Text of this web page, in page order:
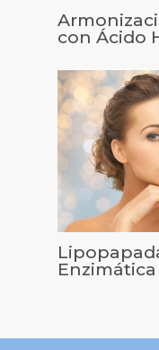
con Ácido
Enzimática